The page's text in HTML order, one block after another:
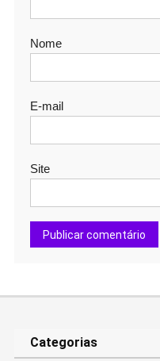
Nome
E-mail
Site
Categorias